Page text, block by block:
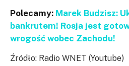
Polecamy: Marek Budzisz:
bankrutem! Rosja jest
wrogość wobec Zachodu!
Źródło: Radio WNET (Youtube)